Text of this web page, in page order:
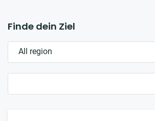
Finde dein Ziel
All region